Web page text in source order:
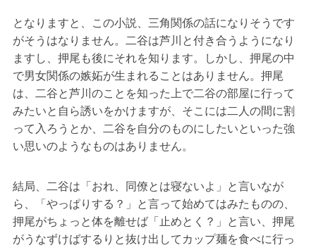
となりますと、この小説、三角関係の話になりそうです
がそうはなりません。二谷は芦川と付き合うようになり
ますし、押尾も後にそれを知ります。しかし、押尾の中
で男女関係の嫉妬が生まれることはありません。押尾
は、二谷と芦川のことを知った上で二谷の部屋に行って
みたいと自ら誘いをかけますが、そこには二人の間に割
って入ろうとか、二谷を自分のものにしたいといった強
い思いのようなものはありません。
結局、二谷は「おれ、同僚とは寝ないよ」と言いなが
ら、「やっぱりする？」と言って始めてはみたものの、
押尾がちょっと体を離せば「止めとく？」と言い、押尾
がうなずけばするりと抜け出してカップ麺を食べに行っ